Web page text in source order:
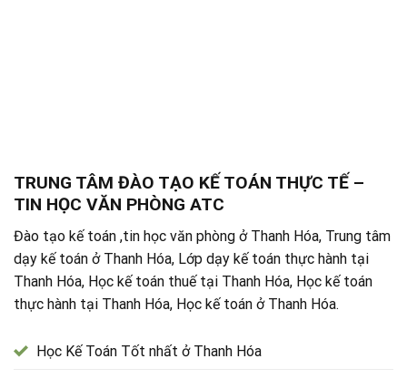
TRUNG TÂM ĐÀO TẠO KẾ TOÁN THỰC TẾ –
TIN HỌC VĂN PHÒNG ATC
Đào tạo kế toán ,tin học văn phòng ở Thanh Hóa, Trung tâm
dạy kế toán ở Thanh Hóa, Lớp dạy kế toán thực hành tại
Thanh Hóa, Học kế toán thuế tại Thanh Hóa, Học kế toán
thực hành tại Thanh Hóa, Học kế toán ở Thanh Hóa.
Học Kế Toán Tốt nhất ở Thanh Hóa